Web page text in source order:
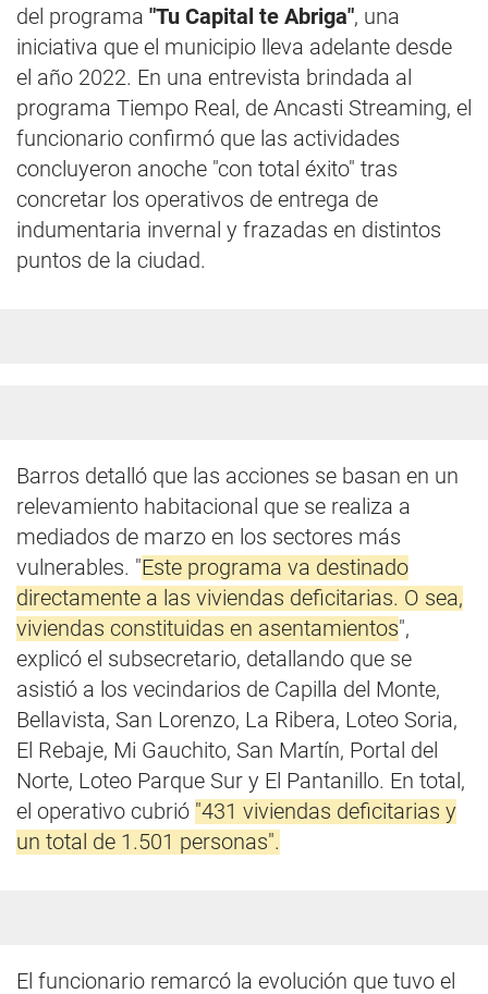
del programa "Tu Capital te Abriga", una
iniciativa que el municipio lleva adelante desde
el año 2022. En una entrevista brindada al
programa Tiempo Real, de Ancasti Streaming, el
funcionario confirmó que las actividades
concluyeron anoche "con total éxito" tras
concretar los operativos de entrega de
indumentaria invernal y frazadas en distintos
puntos de la ciudad.
Barros detalló que las acciones se basan en un
relevamiento habitacional que se realiza a
mediados de marzo en los sectores más
vulnerables. "Este programa va destinado
directamente a las viviendas deficitarias. O sea,
viviendas constituidas en asentamientos",
explicó el subsecretario, detallando que se
asistió a los vecindarios de Capilla del Monte,
Bellavista, San Lorenzo, La Ribera, Loteo Soria,
El Rebaje, Mi Gauchito, San Martín, Portal del
Norte, Loteo Parque Sur y El Pantanillo. En total,
el operativo cubrió "431 viviendas deficitarias y
un total de 1.501 personas".
El funcionario remarcó la evolución que tuvo el